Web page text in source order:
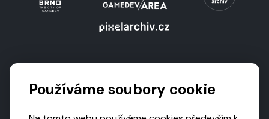
Používáme soubory cookie